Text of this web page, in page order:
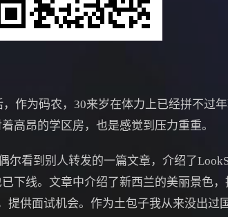
为码农，30来岁在体力上已经拼不过
高昂的学区房，也是感觉到压力重重。
尔看到别人转发的一篇文章，介绍了
下线。文章中介绍了新西兰的美丽景色
提供面试机会。作为土包子我从来没出过